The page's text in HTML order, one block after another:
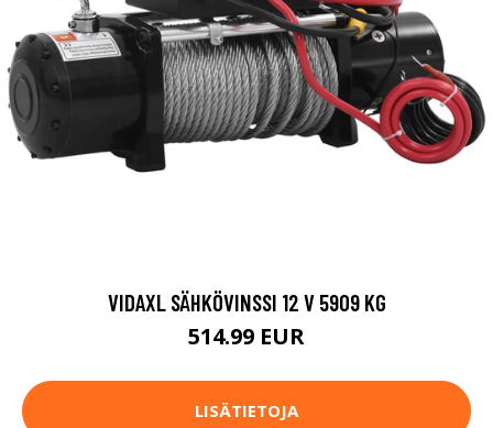
VIDAXL SÄHKÖVINSSI 12 V 5909 KG
514.99 EUR
LISÄTIETOJA